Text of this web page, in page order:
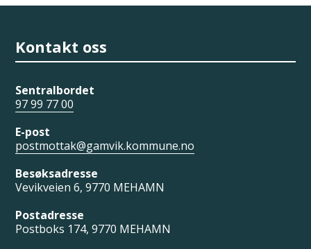
Kontakt oss
Sentralbordet
97 99 77 00
E-post
postmottak@gamvik.kommune.no
Besøksadresse
Vevikveien 6, 9770 MEHAMN
Postadresse
Postboks 174, 9770 MEHAMN